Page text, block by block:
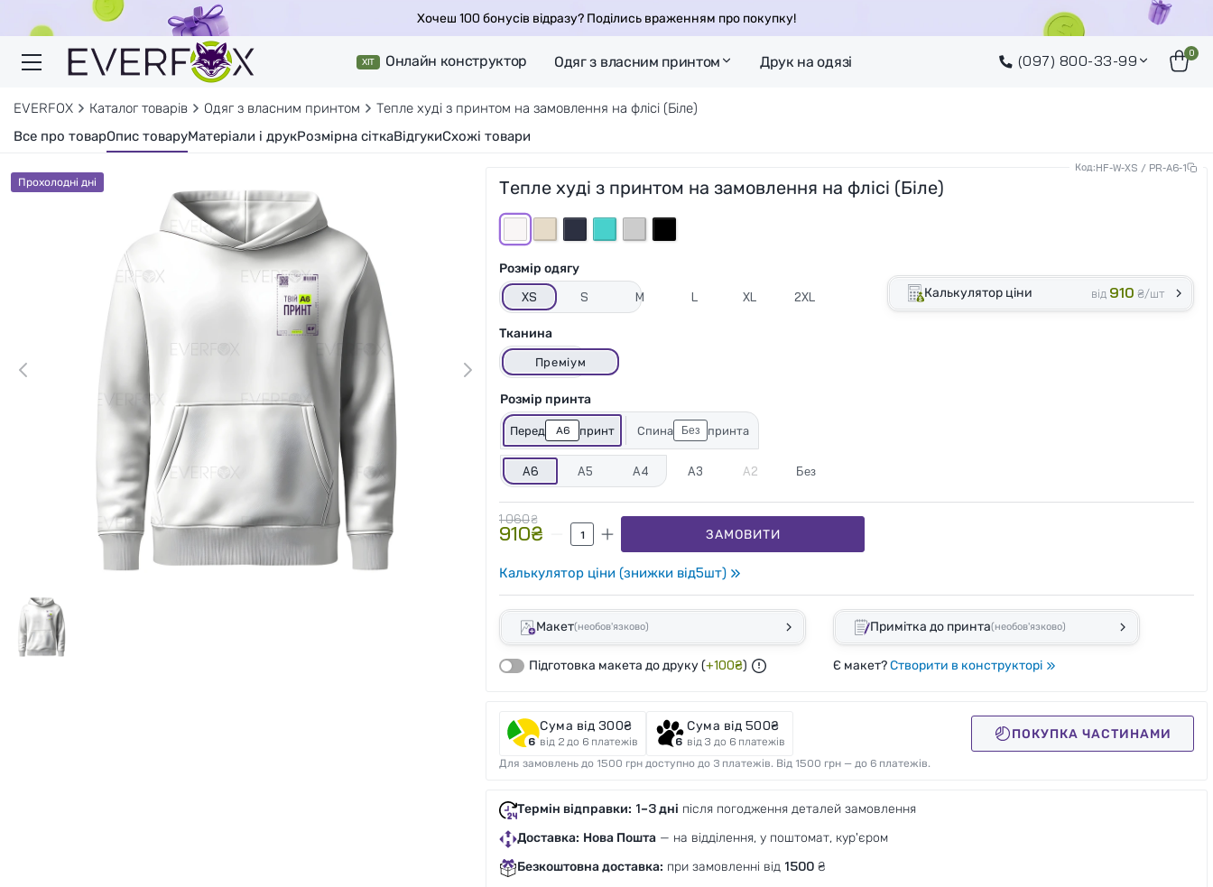
Хочеш 100 бонусів відразу? Поділись враженням про покупку!
ХІТ Онлайн конструктор Одяг з власним принтом Друк на одязі (097) 800-33-99 0
EVERFOX Каталог товарів Одяг з власним принтом
Тепле худі з принтом на замовлення на флісі (Біле)
Все про товарОпис товаруМатеріали і друкРозмірна сіткаВідгукиСхожі товари
Прохолодні дні Тепле худі з принтом на замовлення на флісі (Біле)
Код:HF-W-XS / PR-A6-1
Калькулятор ціни від 910 ₴/шт
1 060₴
910₴ ЗАМОВИТИ
Калькулятор ціни (знижки від5шт)
Розмір принта
Перед A6 принт Спина Без принта
A6 A5 A4 A3 A2 Без
Розмір одягу
XS S M L XL 2XL
Тканина
Преміум
Макет(необов'язково) Примітка до принта(необов'язково)
Підготовка макета до друку(+100₴) Є макет?Створити в конструкторі
Сума від 300₴
від 2 до 6 платежів
Сума від 500₴
від 3 до 6 платежів
ПОКУПКА ЧАСТИНАМИ
Для замовлень до 1500 грн доступно до 3 платежів. Від 1500 грн — до 6 платежів.
Термін відправки: 1–3 дні після погодження деталей замовлення
Доставка: Нова Пошта — на відділення, у поштомат, кур'єром
Безкоштовна доставка: при замовленні від 1500 ₴